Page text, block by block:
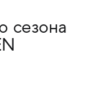
сезона